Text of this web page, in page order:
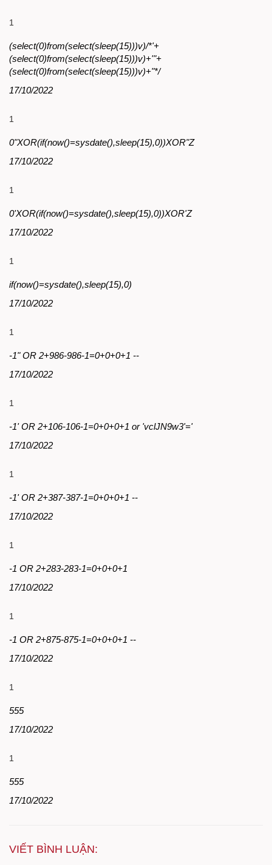
1
(select(0)from(select(sleep(15)))v)/*'+
(select(0)from(select(sleep(15)))v)+'"+
(select(0)from(select(sleep(15)))v)+"*/
17/10/2022
1
0"XOR(if(now()=sysdate(),sleep(15),0))XOR"Z
17/10/2022
1
0'XOR(if(now()=sysdate(),sleep(15),0))XOR'Z
17/10/2022
1
if(now()=sysdate(),sleep(15),0)
17/10/2022
1
-1" OR 2+986-986-1=0+0+0+1 --
17/10/2022
1
-1' OR 2+106-106-1=0+0+0+1 or 'vclJN9w3'='
17/10/2022
1
-1' OR 2+387-387-1=0+0+0+1 --
17/10/2022
1
-1 OR 2+283-283-1=0+0+0+1
17/10/2022
1
-1 OR 2+875-875-1=0+0+0+1 --
17/10/2022
1
555
17/10/2022
1
555
17/10/2022
VIẾT BÌNH LUẬN: